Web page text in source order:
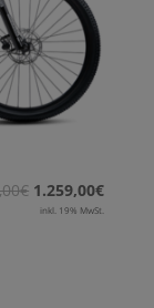
€ 1.259,00€
inkl. 19% MwSt.